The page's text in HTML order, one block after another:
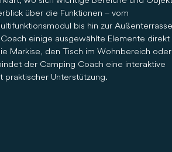
über die Funktionen – vom
bis hin zur Außenterrasse
einige ausgewählte Elemente direkt
Markise, den Tisch im Wohnbereich oder
der Camping Coach eine interaktive
praktischer Unterstützung.